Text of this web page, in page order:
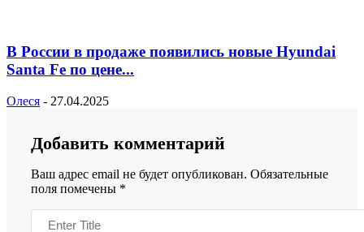
В России в продаже появились новые Hyundai
Santa Fe по цене...
Олеся - 27.04.2025
Добавить комментарий
Ваш адрес email не будет опубликован. Обязательные
поля помечены *